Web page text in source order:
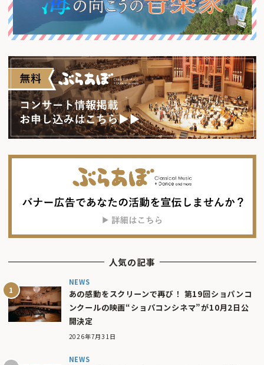
人気の記事
NEWS
あの感動をスクリーンで再び！ 第19回ショパンコ
ンクールの映画“ショパコンシネマ”が10月2日公
開決定
2026年7月31日
NEWS